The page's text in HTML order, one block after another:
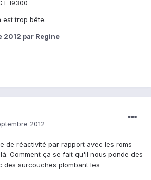
I9300
est trop bête.
2012 par Regine
2012
de réactivité par rapport avec les roms
Comment ça se fait qu'il nous ponde des
des surcouches plombant les